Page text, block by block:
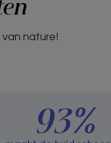
De geur van
nature!
93%